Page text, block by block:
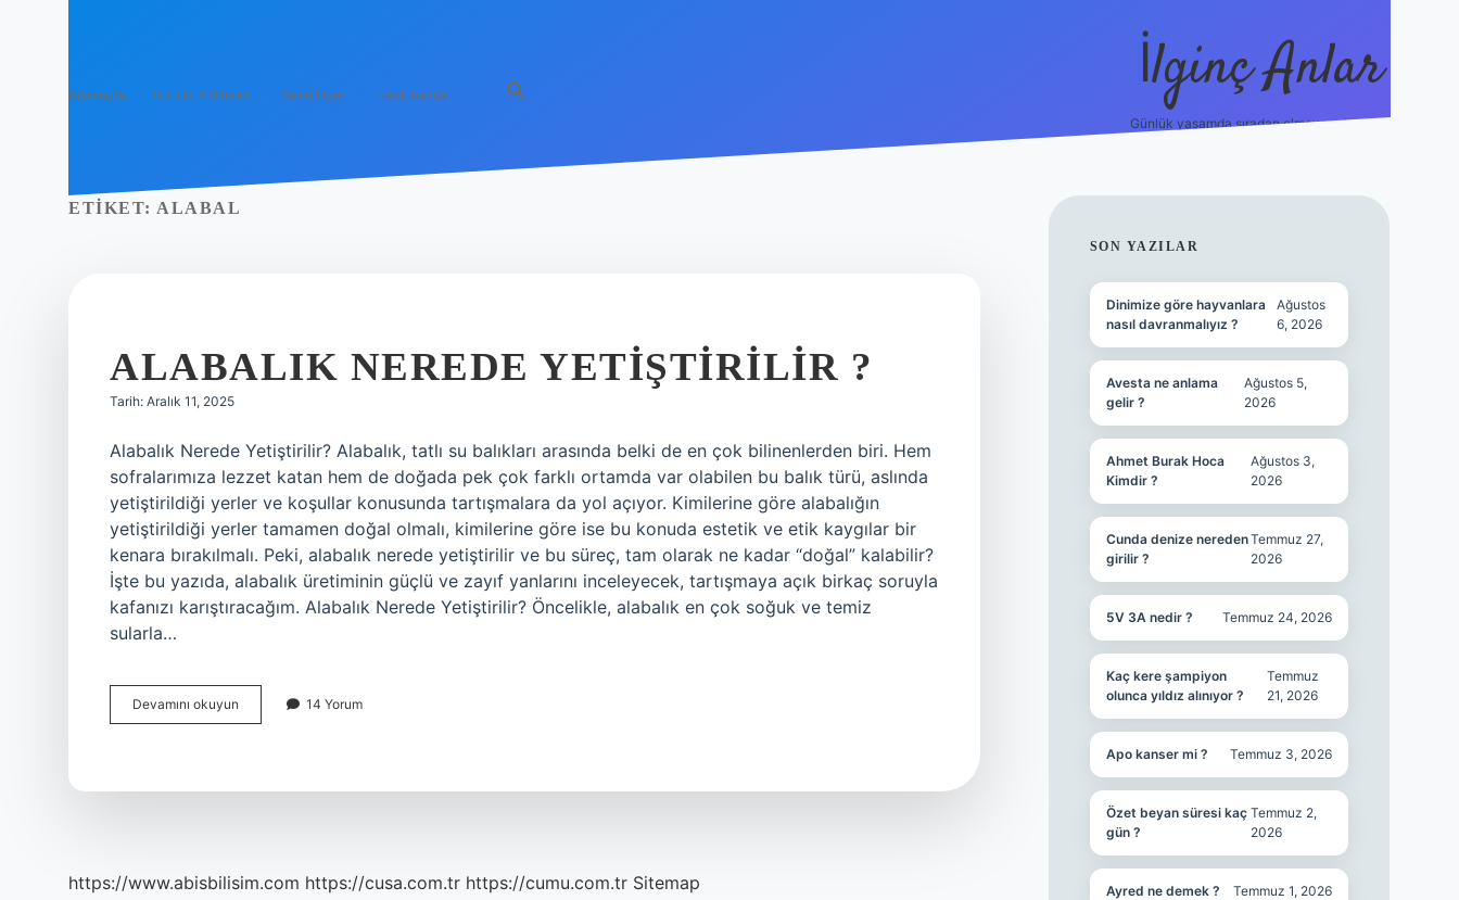
Anasayfa Gizlilik Politikası Yasal Uyarı Hakkımızda İlginç Anlar
Günlük yaşamda sıradan olmayan detaylar.
ETIKET: ALABAL
ALABALIK NEREDE YETIŞTIRILIR ?
Tarih: Aralık 11, 2025
Alabalık Nerede Yetiştirilir? Alabalık, tatlı su balıkları arasında belki de en çok bilinenlerden biri. Hem
sofralarımıza lezzet katan hem de doğada pek çok farklı ortamda var olabilen bu balık türü, aslında
yetiştirildiği yerler ve koşullar konusunda tartışmalara da yol açıyor. Kimilerine göre alabalığın
yetiştirildiği yerler tamamen doğal olmalı, kimilerine göre ise bu konuda estetik ve etik kaygılar bir
kenara bırakılmalı. Peki, alabalık nerede yetiştirilir ve bu süreç, tam olarak ne kadar “doğal” kalabilir?
İşte bu yazıda, alabalık üretiminin güçlü ve zayıf yanlarını inceleyecek, tartışmaya açık birkaç soruyla
kafanızı karıştıracağım. Alabalık Nerede Yetiştirilir? Öncelikle, alabalık en çok soğuk ve temiz
sularla…
Devamını okuyun
nerede
14 Yorum
https://www.abisbilisim.com https://cusa.com.tr https://cumu.com.tr Sitemap
SIDEBAR
SON YAZILAR
Dinimize göre hayvanlara
nasıl davranmalıyız ?
Ağustos
6, 2026
Avesta ne anlama
gelir ?
Ağustos 5,
2026
Ahmet Burak Hoca
Kimdir ?
Ağustos 3,
2026
Cunda denize nereden
girilir ?
Temmuz 27,
2026
5V 3A nedir ? Temmuz 24, 2026
Kaç kere şampiyon
olunca yıldız alınıyor ?
Temmuz
21, 2026
Apo kanser mi ? Temmuz 3, 2026
Özet beyan süresi kaç
gün ?
Temmuz 2,
2026
Ayred ne demek ? Temmuz 1, 2026